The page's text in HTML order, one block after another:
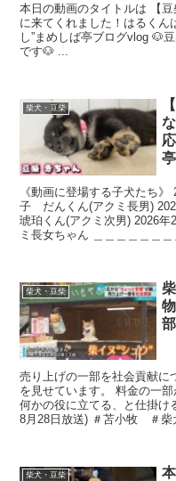
本日の動画のタイトルは 【
に来てくれました！はるくん
し”まめしば亭ブログvlog 🐶
です🐶 ...
柴犬・豆柴
《動画に登場する子犬たち
子 だんくん(アクミ長男)
琥珀くん(アクミ次男)
ミ長女ちゃん ＿＿＿＿＿＿
柴犬・豆柴
売り上げの一部を社会貢献に
を見せています。 料金の一
何かの役に立てる、と仕掛け
8月28日放送) ＃苫小牧 ＃柴
柴犬・豆柴